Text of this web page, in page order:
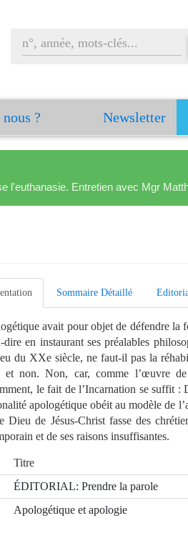
? Newsletter
l'euthanasie. Entretien avec Mgr
Sommaire Détaillé
avait pour objet de défendre la
dire en instaurant ses préalables
du XXe siècle, ne faut-il pas la
non. Non, car, comme l’œuvre
le fait de l’Incarnation se suffit :
apologétique obéit au modèle de
Dieu de Jésus-Christ fasse des
et de ses raisons insuffisantes.
Titre
ÉDITORIAL: Prendre la parole
Apologétique et apologie